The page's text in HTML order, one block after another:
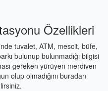
Özellikleri
tuvalet, ATM, mescit, büfe,
bulunup bulunmadığı bilgisi
gereken yürüyen merdiven
olup olmadığını buradan